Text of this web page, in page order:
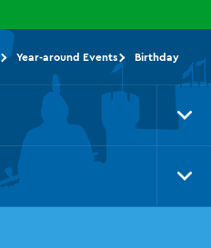
Year-around Events Birthday